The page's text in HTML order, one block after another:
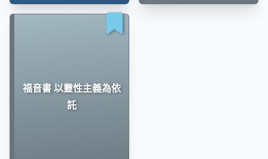
福音書 以靈性主義為依
託